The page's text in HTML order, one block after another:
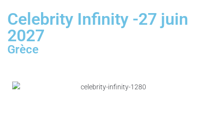
Celebrity Infinity -27 juin
2027
Grèce